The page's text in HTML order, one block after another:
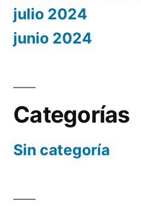
julio 2024
junio 2024
Categorías
Sin categoría